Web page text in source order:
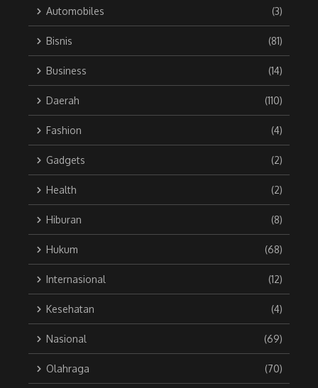
Automobiles (3)
Bisnis (81)
Business (14)
Daerah (110)
Fashion (4)
Gadgets (2)
Health (2)
Hiburan (8)
Hukum (68)
Internasional (12)
Kesehatan (4)
Nasional (69)
Olahraga (70)